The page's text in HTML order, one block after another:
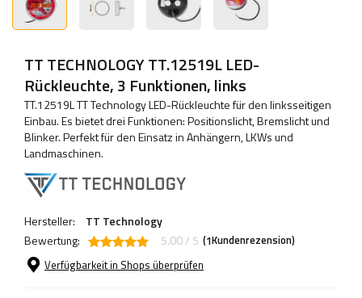
TT TECHNOLOGY TT.12519L LED-
Rückleuchte, 3 Funktionen, links
TT.12519L TT Technology LED-Rückleuchte für den linksseitigen
Einbau. Es bietet drei Funktionen: Positionslicht, Bremslicht und
Blinker. Perfekt für den Einsatz in Anhängern, LKWs und
Landmaschinen.
Hersteller:
TT Technology
Bewertung:
5.00 / 5 (1Kundenrezension)
Verfügbarkeit in Shops überprüfen